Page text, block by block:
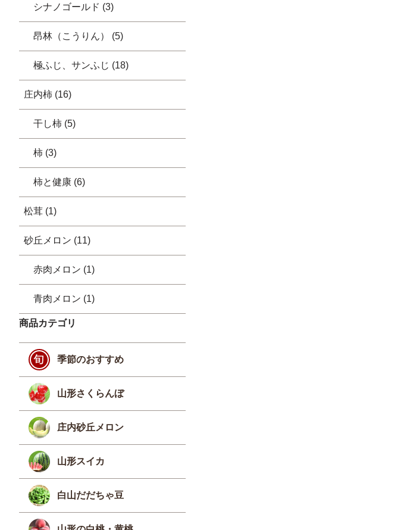
シナノゴールド (3)
昂林（こうりん） (5)
極ふじ、サンふじ (18)
庄内柿 (16)
干し柿 (5)
柿 (3)
柿と健康 (6)
松茸 (1)
砂丘メロン (11)
赤肉メロン (1)
青肉メロン (1)
商品カテゴリ
季節のおすすめ
山形さくらんぼ
庄内砂丘メロン
山形スイカ
白山だだちゃ豆